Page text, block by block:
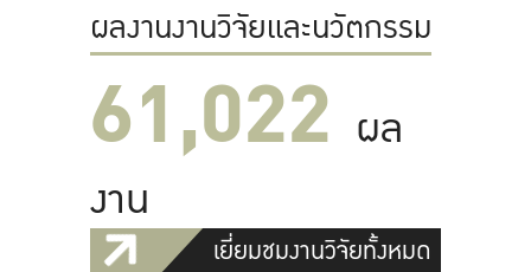
ผลงานงานวิจัยและนวัตกรรม
61,022 ผล
งาน
เยี่ยมชมงานวิจัยทั้งหมด